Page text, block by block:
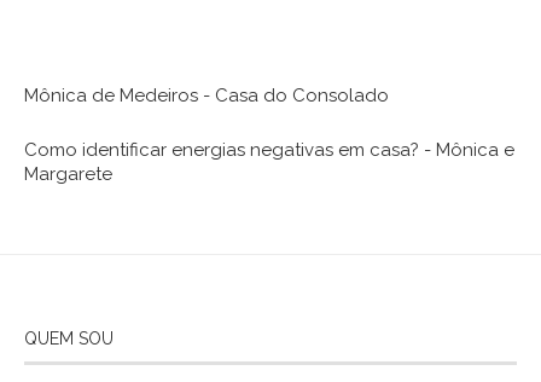
Mônica de Medeiros - Casa do Consolado
Como identificar energias negativas em casa? - Mônica e
Margarete
QUEM SOU